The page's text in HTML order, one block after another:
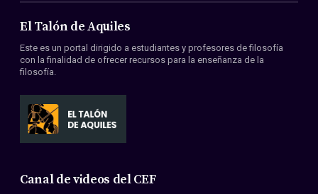
Acerca de nosotros
Miembros
Convenios
El Talón de Aquiles
Este es un portal dirigido a estudiantes y profesores de filosofía
con la finalidad de ofrecer recursos para la enseñanza de la
filosofía.
Canal de videos del CEF